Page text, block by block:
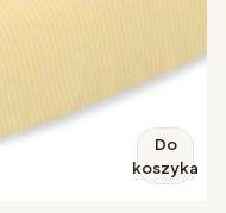
Do
koszyka